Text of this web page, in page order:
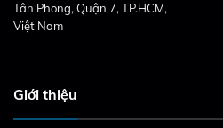
Tân Phong, Quận 7, TP.HCM,
Việt Nam
Giới thiệu